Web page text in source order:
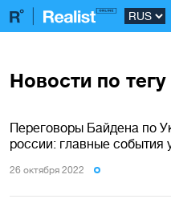
Новости по
Переговоры Байдена по
россии: главные события
26 октября 2022